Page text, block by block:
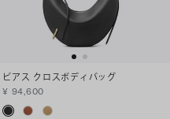
ピアス クロスボディバッグ
¥ 94,600